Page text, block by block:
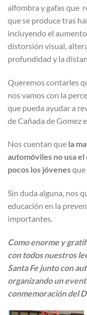
alfombra y gafas que
que se produce tras
incluyendo el
distorsión visual,
profundidad y la
Queremos contarles
nos vamos con la
que pueda ayudar a
de Cañada de Gomez
Nos cuentan que la
automóviles no usa
pocos los jóvenes
Sin duda alguna, nos
educación en la
importantes.
Como enorme y
con todos nuestros
Santa Fe junto con
organizando un
conmemoración del